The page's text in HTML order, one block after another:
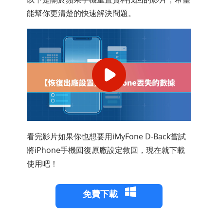
能幫你更清楚的快速解決問題。
看完影片如果你也想要用iMyFone D-Back嘗試
將iPhone手機回復原廠設定救回，現在就下載
使用吧！
免費下載